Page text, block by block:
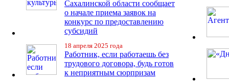
Сахалинской области сообщает
о начале приема заявок на
конкурс по предоставлению
субсидий
18 апреля 2025 года
Работник, если работаешь без
трудового договора, будь готов
к неприятным сюрпризам